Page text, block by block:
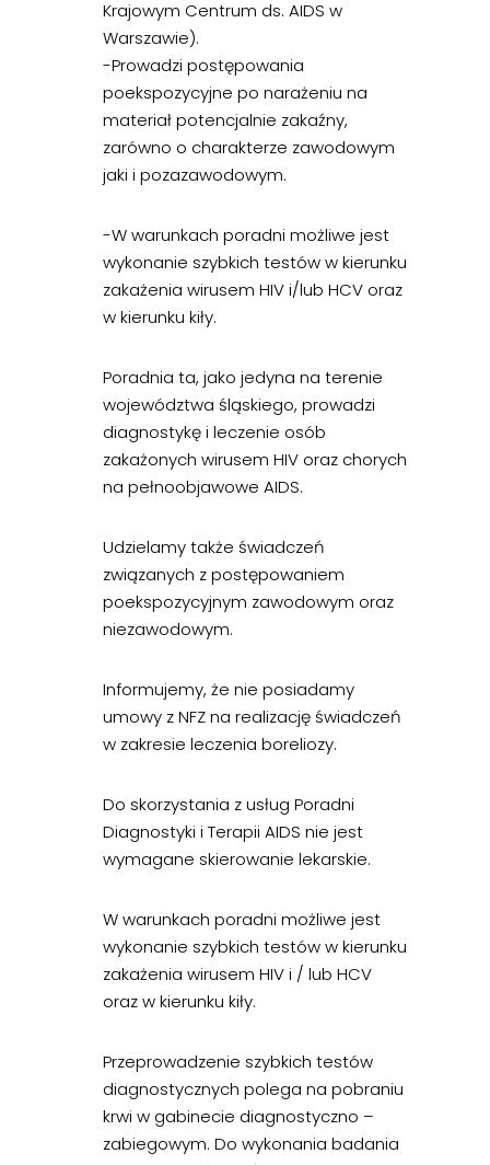
Krajowym Centrum ds. AIDS w
Warszawie).
-Prowadzi postępowania
poekspozycyjne po narażeniu na
materiał potencjalnie zakaźny,
zarówno o charakterze zawodowym
jaki i pozazawodowym.
-W warunkach poradni możliwe jest
wykonanie szybkich testów w kierunku
zakażenia wirusem HIV i/lub HCV oraz
w kierunku kiły.
Poradnia ta, jako jedyna na terenie
województwa śląskiego, prowadzi
diagnostykę i leczenie osób
zakażonych wirusem HIV oraz chorych
na pełnoobjawowe AIDS.
Udzielamy także świadczeń
związanych z postępowaniem
poekspozycyjnym zawodowym oraz
niezawodowym.
Informujemy, że nie posiadamy
umowy z NFZ na realizację świadczeń
w zakresie leczenia boreliozy.
Do skorzystania z usług Poradni
Diagnostyki i Terapii AIDS nie jest
wymagane skierowanie lekarskie.
W warunkach poradni możliwe jest
wykonanie szybkich testów w kierunku
zakażenia wirusem HIV i / lub HCV
oraz w kierunku kiły.
Przeprowadzenie szybkich testów
diagnostycznych polega na pobraniu
krwi w gabinecie diagnostyczno –
zabiegowym. Do wykonania badania